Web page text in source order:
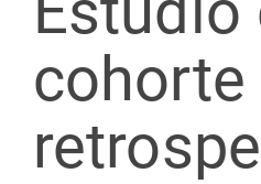
cohorte